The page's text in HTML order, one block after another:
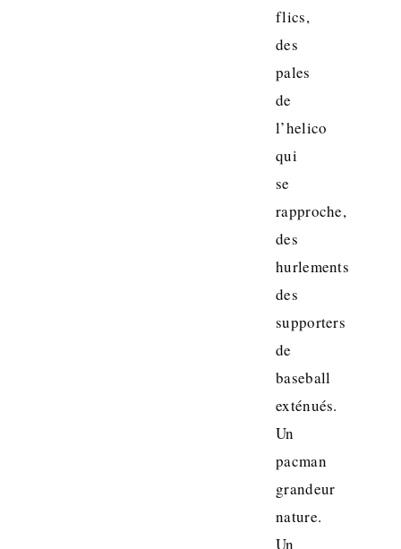
flics,
des
pales
de
l’helico
qui
se
rapproche,
des
hurlements
des
supporters
de
baseball
exténués.
Un
pacman
grandeur
nature.
Un